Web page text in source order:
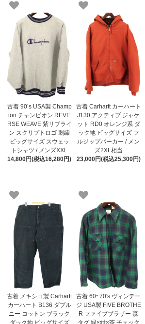
古着 90’s USA製 Champ
ion チャンピオン REVE
RSE WEAVE 紫リブライ
ン スクリプトロゴ 刺繍
ビッグサイズ スウェッ
トシャツ / メンズXXL
14,800円(税込16,280円)
古着 Carhartt カーハート
J130 アクティブ ジャケ
ット RD0 オレンジ系 ダ
ック地 ビッグサイズ フ
ルジップパーカー / メン
ズ2XL相当
23,000円(税込25,300円)
古着 メキシコ製 Carhartt
カーハート B136 ダブル
ニー コットン ブラック
古着 60~70's ヴィンテー
ジ USA製 FIVE BROTHE
R ファイブブラザー 森